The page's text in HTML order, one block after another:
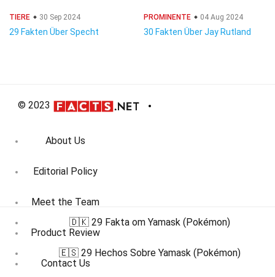
TIERE 30 Sep 2024
29 Fakten Über Specht
PROMINENTE 04 Aug 2024
30 Fakten Über Jay Rutland
© 2023
About Us
Editorial Policy
Meet the Team
Product Review
Contact Us
🇩🇰 29 Fakta om Yamask (Pokémon)
🇪🇸 29 Hechos Sobre Yamask (Pokémon)